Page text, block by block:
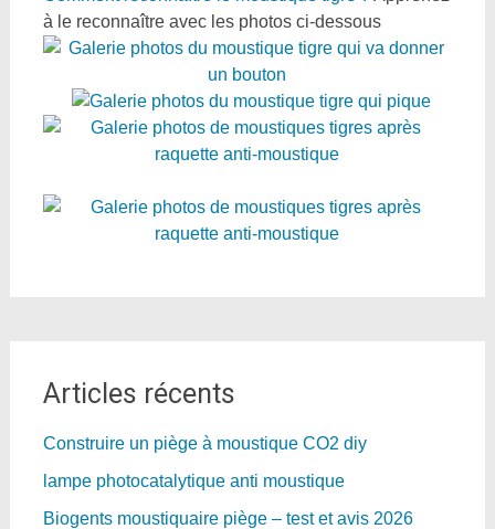
à le reconnaître avec les photos ci-dessous
Articles récents
Construire un piège à moustique CO2 diy
lampe photocatalytique anti moustique
Biogents moustiquaire piège – test et avis 2026